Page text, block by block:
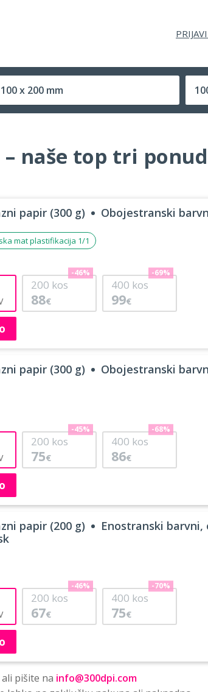
100 x 200 mm
(zaprte) tiskovine
– naše top tri
papir (300 g) Obojestranski
mat plastifikacija 1/1
200 kos
88€
-46%
400 kos
99€
-69%
papir (300 g) Obojestranski
200 kos
75€
-45%
400 kos
86€
-68%
papir (200 g)
Enostranski
200 kos
67€
-46%
400 kos
75€
-70%
ali pišite na info@300dpi.com